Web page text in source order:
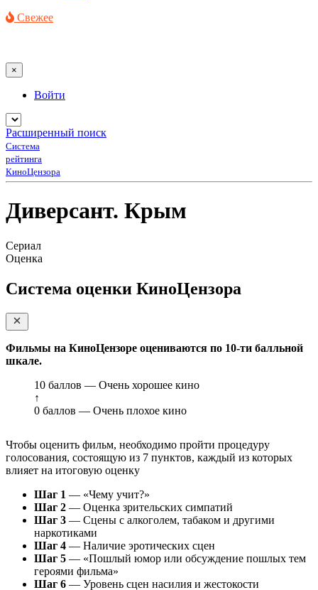
Свежее
×
Войти
Расширенный поиск
Система
рейтинга
КиноЦензора
Диверсант. Крым
Сериал
Оценка
Система оценки КиноЦензора
Фильмы на КиноЦензоре оцениваются по 10-ти балльной
шкале.
10 баллов — Очень хорошее кино
↑
0 баллов — Очень плохое кино
Чтобы оценить фильм, необходимо пройти процедуру
голосования, состоящую из 7 пунктов, каждый из которых
влияет на итоговую оценку
Шаг 1 — «Чему учит?»
Шаг 2 — Оценка зрительских симпатий
Шаг 3 — Сцены с алкоголем, табаком и другими
наркотиками
Шаг 4 — Наличие эротических сцен
Шаг 5 — «Пошлый юмор или обсуждение пошлых тем
героями фильма»
Шаг 6 — Уровень сцен насилия и жестокости